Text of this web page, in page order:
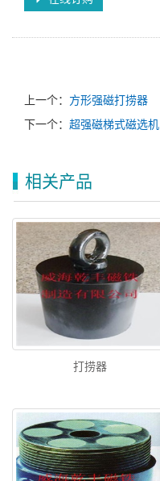
上一个： 方形强磁打捞器
下一个： 超强磁梯式磁选机
相关产品
打捞器